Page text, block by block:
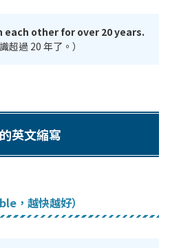
each other for over 20 years.
超過 20 年了。）
英文縮寫
，越快越好）